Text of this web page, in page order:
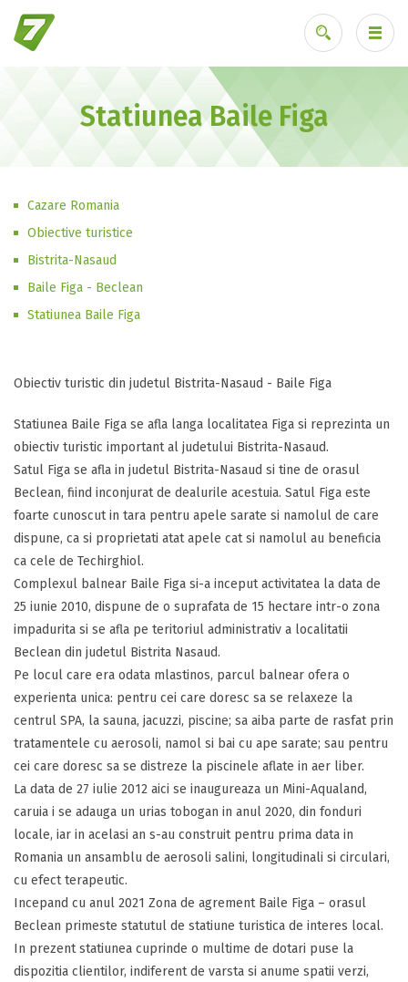
Ai uitat parola?
Statiunea Baile Figa
Cazare Romania
Obiective turistice
Bistrita-Nasaud
Baile Figa - Beclean
Statiunea Baile Figa
Obiectiv turistic din judetul Bistrita-Nasaud - Baile Figa
Statiunea Baile Figa se afla langa localitatea Figa si reprezinta un
obiectiv turistic important al judetului Bistrita-Nasaud.
Satul Figa se afla in judetul Bistrita-Nasaud si tine de orasul
Beclean, fiind inconjurat de dealurile acestuia. Satul Figa este
foarte cunoscut in tara pentru apele sarate si namolul de care
dispune, ca si proprietati atat apele cat si namolul au beneficia
ca cele de Techirghiol.
Complexul balnear Baile Figa si-a inceput activitatea la data de
25 iunie 2010, dispune de o suprafata de 15 hectare intr-o zona
impadurita si se afla pe teritoriul administrativ a localitatii
Beclean din judetul Bistrita Nasaud.
Pe locul care era odata mlastinos, parcul balnear ofera o
experienta unica: pentru cei care doresc sa se relaxeze la
centrul SPA, la sauna, jacuzzi, piscine; sa aiba parte de rasfat prin
tratamentele cu aerosoli, namol si bai cu ape sarate; sau pentru
cei care doresc sa se distreze la piscinele aflate in aer liber.
La data de 27 iulie 2012 aici se inaugureaza un Mini-Aqualand,
caruia i se adauga un urias tobogan in anul 2020, din fonduri
locale, iar in acelasi an s-au construit pentru prima data in
Romania un ansamblu de aerosoli salini, longitudinali si circulari,
cu efect terapeutic.
Incepand cu anul 2021 Zona de agrement Baile Figa – orasul
Beclean primeste statutul de statiune turistica de interes local.
In prezent statiunea cuprinde o multime de dotari puse la
dispozitia clientilor, indiferent de varsta si anume spatii verzi,